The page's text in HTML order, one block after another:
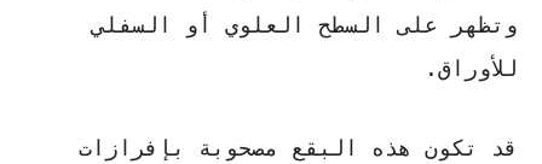
وتظهر على السطح العلوي أو السفلي
للأوراق.
قد تكون هذه البقع مصحوبة بإفرازات